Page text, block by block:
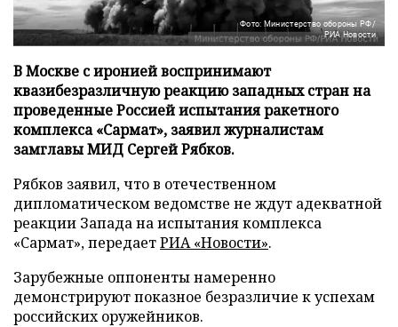
Фото: Министерство обороны РФ/
РИА Новости
В Москве с иронией воспринимают
квазибезразличную реакцию западных стран на
проведенные Россией испытания ракетного
комплекса «Сармат», заявил журналистам
замглавы МИД Сергей Рябков.
Рябков заявил, что в отечественном
дипломатическом ведомстве не ждут адекватной
реакции Запада на испытания комплекса
«Сармат», передаетРИА «Новости».
Зарубежные оппоненты намеренно
демонстрируют показное безразличие к успехам
российских оружейников.